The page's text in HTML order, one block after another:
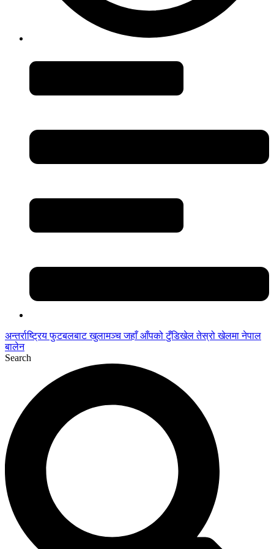
अन्तर्राष्ट्रिय फुटबलबाट खुलामञ्च जहाँ आँपको टुँडिखेल तेस्रो खेलमा नेपाल
बालेन
Search